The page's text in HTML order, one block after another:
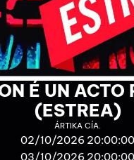
10/10/2026 20:00:00
11/10/2026 20:00:00
+ INFO / + ENTRADAS